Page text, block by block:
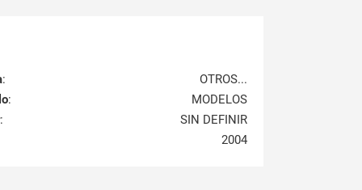
:
OTROS...
:
MODELOS
:
SIN DEFINIR
2004